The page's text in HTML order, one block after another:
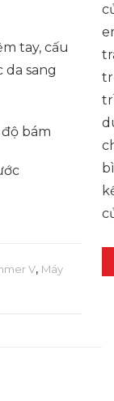
tay, cấu
da sang
bám
V, Máy